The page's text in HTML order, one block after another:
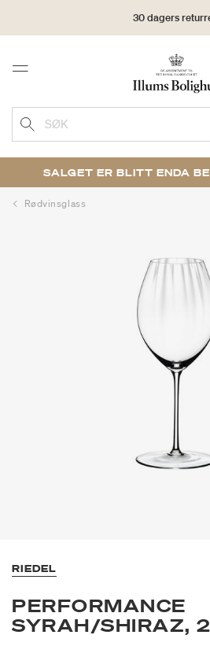
30 dagers
Menu
SØK
SALGET ER BLITT ENDA
Rødvinsglass
RIEDEL
PERFORMANCE
SYRAH/SHIRAZ,